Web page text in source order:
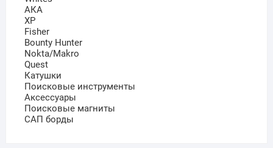
АКА
XP
Fisher
Bounty Hunter
Nokta/Makro
Quest
Катушки
Поисковые инструменты
Аксессуары
Поисковые магниты
САП борды